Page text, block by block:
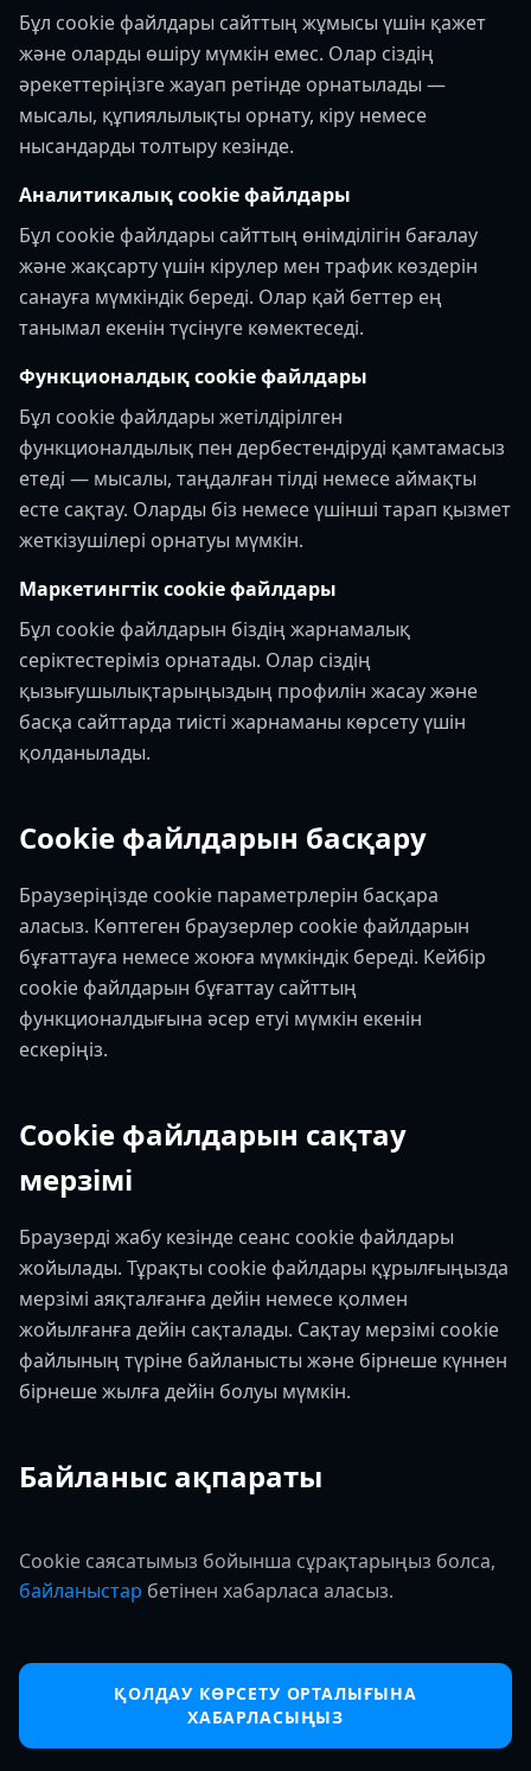
Бұл cookie файлдары сайттың жұмысы үшін қажет
және оларды өшіру мүмкін емес. Олар сіздің
әрекеттеріңізге жауап ретінде орнатылады —
мысалы, құпиялылықты орнату, кіру немесе
нысандарды толтыру кезінде.
Аналитикалық cookie файлдары
Бұл cookie файлдары сайттың өнімділігін бағалау
және жақсарту үшін кірулер мен трафик көздерін
санауға мүмкіндік береді. Олар қай беттер ең
танымал екенін түсінуге көмектеседі.
Функционалдық cookie файлдары
Бұл cookie файлдары жетілдірілген
функционалдылық пен дербестендіруді қамтамасыз
етеді — мысалы, таңдалған тілді немесе аймақты
есте сақтау. Оларды біз немесе үшінші тарап қызмет
жеткізушілері орнатуы мүмкін.
Маркетингтік cookie файлдары
Бұл cookie файлдарын біздің жарнамалық
серіктестеріміз орнатады. Олар сіздің
қызығушылықтарыңыздың профилін жасау және
басқа сайттарда тиісті жарнаманы көрсету үшін
қолданылады.
Cookie файлдарын басқару
Браузеріңізде cookie параметрлерін басқара
аласыз. Көптеген браузерлер cookie файлдарын
бұғаттауға немесе жоюға мүмкіндік береді. Кейбір
cookie файлдарын бұғаттау сайттың
функционалдығына әсер етуі мүмкін екенін
ескеріңіз.
Cookie файлдарын сақтау
мерзімі
Браузерді жабу кезінде сеанс cookie файлдары
жойылады. Тұрақты cookie файлдары құрылғыңызда
мерзімі аяқталғанға дейін немесе қолмен
жойылғанға дейін сақталады. Сақтау мерзімі cookie
файлының түріне байланысты және бірнеше күннен
бірнеше жылға дейін болуы мүмкін.
Байланыс ақпараты
Cookie саясатымыз бойынша сұрақтарыңыз болса,
байланыстар бетінен хабарласа аласыз.
ҚОЛДАУ КӨРСЕТУ ОРТАЛЫҒЫНА
ХАБАРЛАСЫҢЫЗ